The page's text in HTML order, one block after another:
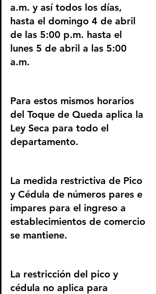
a.m. y así todos los días,
hasta el domingo 4 de abril
de las 5:00 p.m. hasta el
lunes 5 de abril a las 5:00
a.m.
Para estos mismos horarios
del Toque de Queda aplica la
Ley Seca para todo el
departamento.
La medida restrictiva de Pico
y Cédula de números pares e
impares para el ingreso a
establecimientos de comercio
se mantiene.
La restricción del pico y
cédula no aplica para